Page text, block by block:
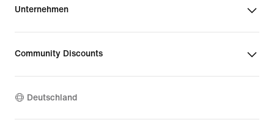
Unternehmen
Community Discounts
Deutschland